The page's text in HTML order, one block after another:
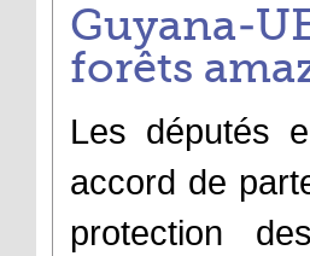
Guyana-
forêts
Les députés
accord de
protection